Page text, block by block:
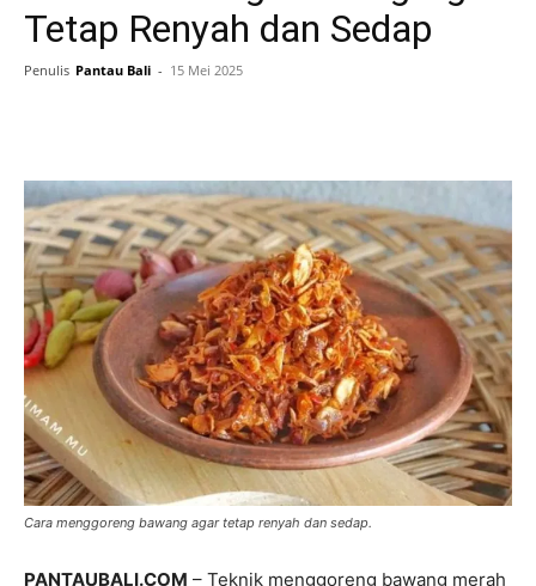
Tetap Renyah dan Sedap
Penulis Pantau Bali - 15 Mei 2025
Cara menggoreng bawang agar tetap renyah dan sedap.
PANTAUBALI.COM – Teknik menggoreng bawang merah